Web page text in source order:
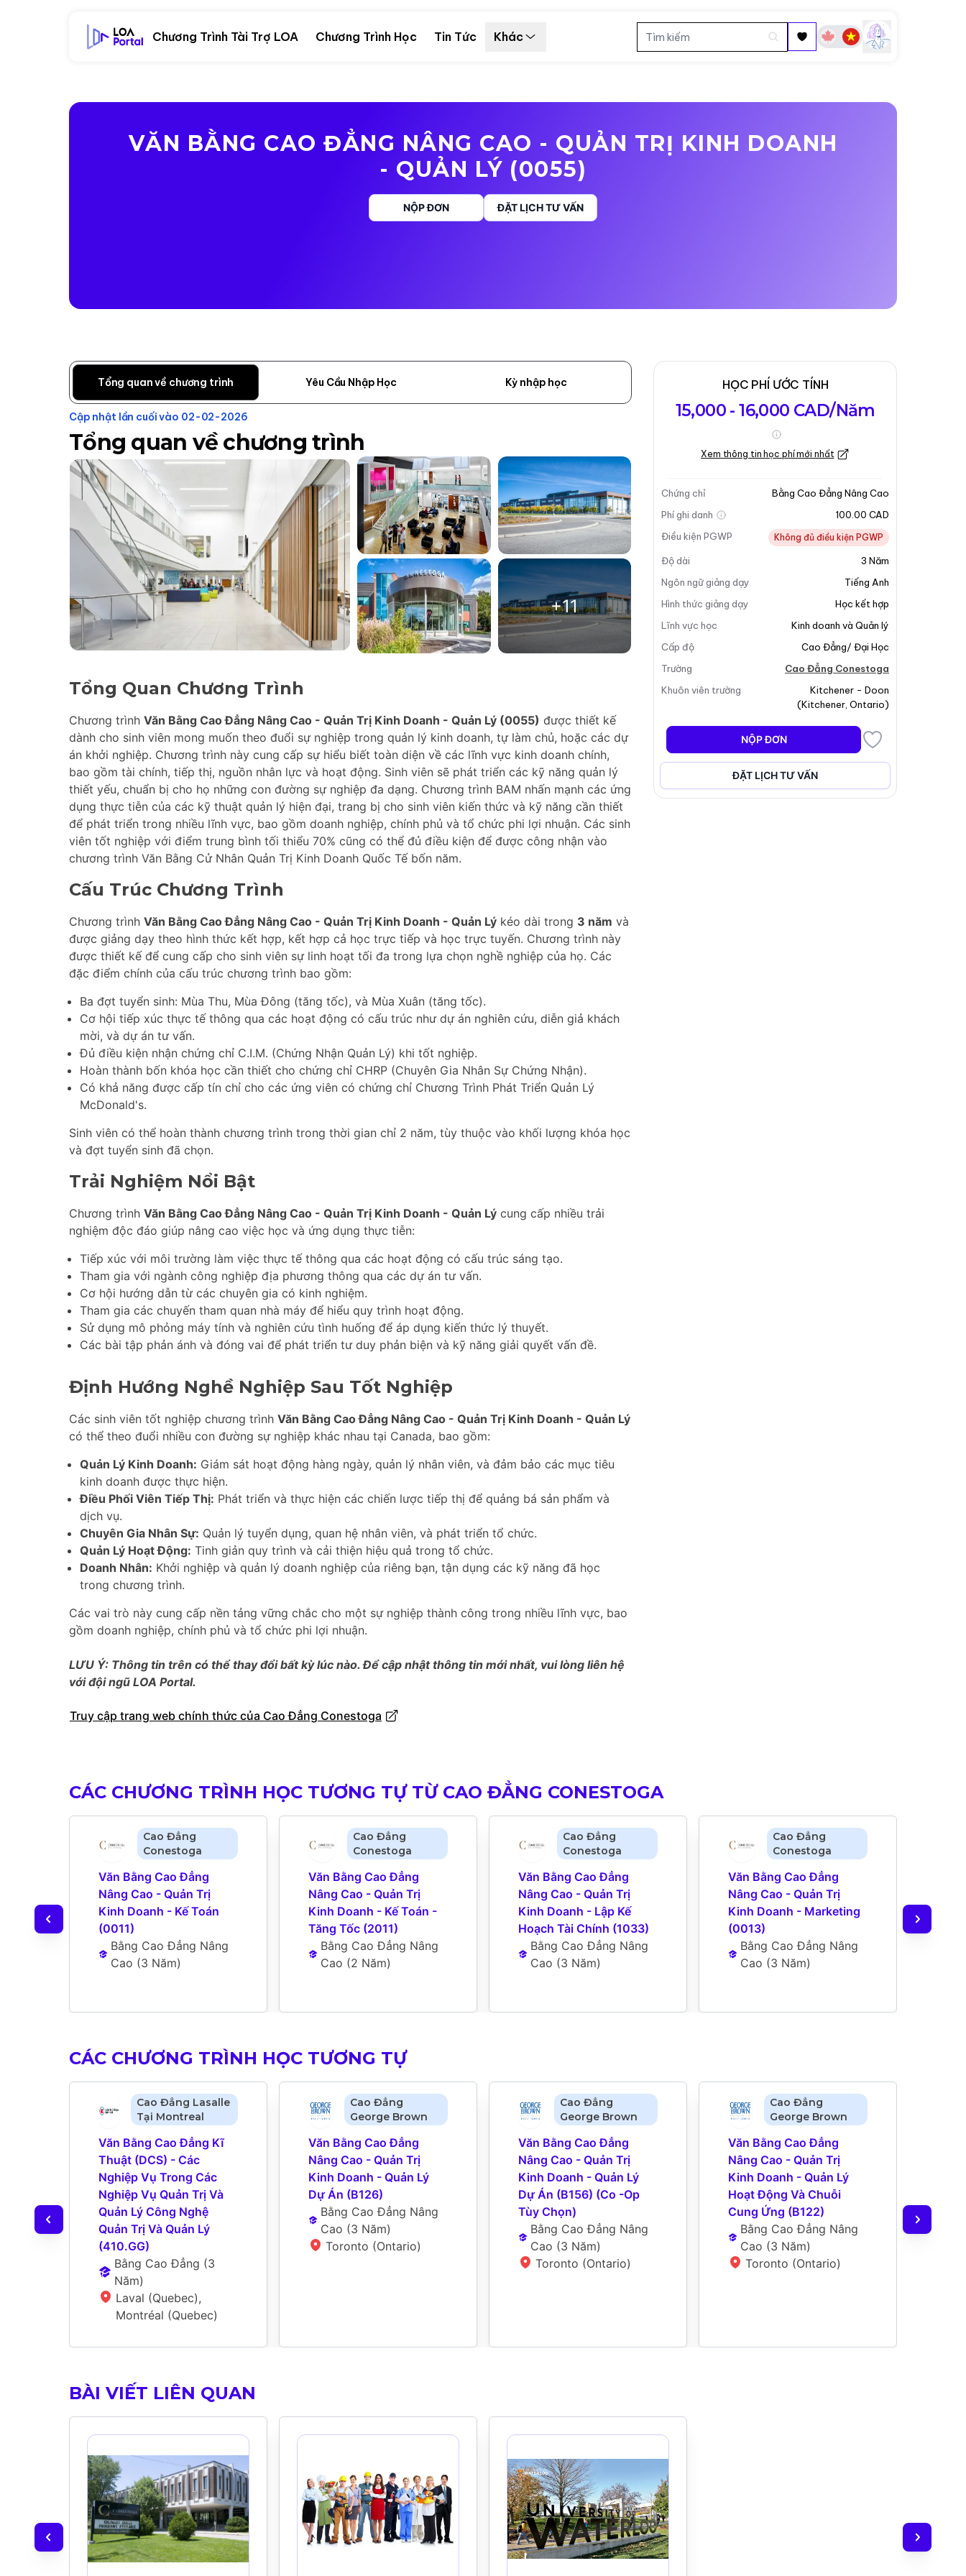
Chương Trình Tài Trợ LOA Chương Trình Học Tin Tức Khác
VĂN BẰNG CAO ĐẲNG NÂNG CAO - QUẢN TRỊ KINH DOANH
- QUẢN LÝ (0055)
NỘP ĐƠN ĐẶT LỊCH TƯ VẤN
Tổng quan về chương trình Yêu Cầu Nhập Học Kỳ nhập học
Cập nhật lần cuối vào 02-02-2026
Tổng quan về chương trình
+11
Tổng Quan Chương Trình
Chương trình Văn Bằng Cao Đẳng Nâng Cao - Quản Trị Kinh Doanh - Quản Lý (0055) được thiết kế
dành cho sinh viên mong muốn theo đuổi sự nghiệp trong quản lý kinh doanh, tự làm chủ, hoặc các dự
án khởi nghiệp. Chương trình này cung cấp sự hiểu biết toàn diện về các lĩnh vực kinh doanh chính,
bao gồm tài chính, tiếp thị, nguồn nhân lực và hoạt động. Sinh viên sẽ phát triển các kỹ năng quản lý
thiết yếu, chuẩn bị cho họ những con đường sự nghiệp đa dạng. Chương trình BAM nhấn mạnh các ứng
dụng thực tiễn của các kỹ thuật quản lý hiện đại, trang bị cho sinh viên kiến thức và kỹ năng cần thiết
để phát triển trong nhiều lĩnh vực, bao gồm doanh nghiệp, chính phủ và tổ chức phi lợi nhuận. Các sinh
viên tốt nghiệp với điểm trung bình tối thiểu 70% cũng có thể đủ điều kiện để được công nhận vào
chương trình Văn Bằng Cử Nhân Quản Trị Kinh Doanh Quốc Tế bốn năm.
Cấu Trúc Chương Trình
Chương trình Văn Bằng Cao Đẳng Nâng Cao - Quản Trị Kinh Doanh - Quản Lý kéo dài trong 3 năm và
được giảng dạy theo hình thức kết hợp, kết hợp cả học trực tiếp và học trực tuyến. Chương trình này
được thiết kế để cung cấp cho sinh viên sự linh hoạt tối đa trong lựa chọn nghề nghiệp của họ. Các
đặc điểm chính của cấu trúc chương trình bao gồm:
Ba đợt tuyển sinh: Mùa Thu, Mùa Đông (tăng tốc), và Mùa Xuân (tăng tốc).
Cơ hội tiếp xúc thực tế thông qua các hoạt động có cấu trúc như dự án nghiên cứu, diễn giả khách
mời, và dự án tư vấn.
Đủ điều kiện nhận chứng chỉ C.I.M. (Chứng Nhận Quản Lý) khi tốt nghiệp.
Hoàn thành bốn khóa học cần thiết cho chứng chỉ CHRP (Chuyên Gia Nhân Sự Chứng Nhận).
Có khả năng được cấp tín chỉ cho các ứng viên có chứng chỉ Chương Trình Phát Triển Quản Lý
McDonald's.
Sinh viên có thể hoàn thành chương trình trong thời gian chỉ 2 năm, tùy thuộc vào khối lượng khóa học
và đợt tuyển sinh đã chọn.
Trải Nghiệm Nổi Bật
Chương trình Văn Bằng Cao Đẳng Nâng Cao - Quản Trị Kinh Doanh - Quản Lý cung cấp nhiều trải
nghiệm độc đáo giúp nâng cao việc học và ứng dụng thực tiễn:
Tiếp xúc với môi trường làm việc thực tế thông qua các hoạt động có cấu trúc sáng tạo.
Tham gia với ngành công nghiệp địa phương thông qua các dự án tư vấn.
Cơ hội hướng dẫn từ các chuyên gia có kinh nghiệm.
Tham gia các chuyến tham quan nhà máy để hiểu quy trình hoạt động.
Sử dụng mô phỏng máy tính và nghiên cứu tình huống để áp dụng kiến thức lý thuyết.
Các bài tập phản ánh và đóng vai để phát triển tư duy phản biện và kỹ năng giải quyết vấn đề.
Định Hướng Nghề Nghiệp Sau Tốt Nghiệp
Các sinh viên tốt nghiệp chương trình Văn Bằng Cao Đẳng Nâng Cao - Quản Trị Kinh Doanh - Quản Lý
có thể theo đuổi nhiều con đường sự nghiệp khác nhau tại Canada, bao gồm:
Quản Lý Kinh Doanh: Giám sát hoạt động hàng ngày, quản lý nhân viên, và đảm bảo các mục tiêu
kinh doanh được thực hiện.
Điều Phối Viên Tiếp Thị: Phát triển và thực hiện các chiến lược tiếp thị để quảng bá sản phẩm và
dịch vụ.
Chuyên Gia Nhân Sự: Quản lý tuyển dụng, quan hệ nhân viên, và phát triển tổ chức.
Quản Lý Hoạt Động: Tinh giản quy trình và cải thiện hiệu quả trong tổ chức.
Doanh Nhân: Khởi nghiệp và quản lý doanh nghiệp của riêng bạn, tận dụng các kỹ năng đã học
trong chương trình.
Các vai trò này cung cấp nền tảng vững chắc cho một sự nghiệp thành công trong nhiều lĩnh vực, bao
gồm doanh nghiệp, chính phủ và tổ chức phi lợi nhuận.
LƯU Ý: Thông tin trên có thể thay đổi bất kỳ lúc nào. Để cập nhật thông tin mới nhất, vui lòng liên hệ
với đội ngũ LOA Portal.
Truy cập trang web chính thức của Cao Đẳng Conestoga
HỌC PHÍ ƯỚC TÍNH
15,000 - 16,000 CAD/Năm
Xem thông tin học phí mới nhất
Chứng chỉ
Bằng Cao Đẳng Nâng Cao
Phí ghi danh
100.00 CAD
Điều kiện PGWP
Không đủ điều kiện PGWP
Độ dài 3 Năm
Ngôn ngữ giảng dạy
Tiếng Anh
Hình thức giảng dạy
Học kết hợp
Lĩnh vực học
Kinh doanh và Quản lý
Cấp độ
Cao Đẳng/ Đại Học
Trường
Cao Đẳng Conestoga
Khuôn viên trường
Kitchener - Doon
(Kitchener Ontario)
NỘP ĐƠN
ĐẶT LỊCH TƯ VẤN
CÁC CHƯƠNG TRÌNH HỌC TƯƠNG TỰ TỪ CAO ĐẲNG CONESTOGA
Cao Đẳng
Conestoga
Văn Bằng Cao Đẳng
Nâng Cao - Quản Trị
Kinh Doanh - Kế Toán
(0011)
Bằng Cao Đẳng Nâng
Cao (3 Năm)
Cao Đẳng
Conestoga
Văn Bằng Cao Đẳng
Nâng Cao - Quản Trị
Kinh Doanh - Kế Toán -
Tăng Tốc (2011)
Bằng Cao Đẳng Nâng
Cao (2 Năm)
Cao Đẳng
Conestoga
Văn Bằng Cao Đẳng
Nâng Cao - Quản Trị
Kinh Doanh - Lập Kế
Hoạch Tài Chính (1033)
Bằng Cao Đẳng Nâng
Cao (3 Năm)
Cao Đẳng
Conestoga
Văn Bằng Cao Đẳng
Nâng Cao - Quản Trị
Kinh Doanh - Marketing
(0013)
Bằng Cao Đẳng Nâng
Cao (3 Năm)
CÁC CHƯƠNG TRÌNH HỌC TƯƠNG TỰ
Cao Đẳng Lasalle
Tại Montreal
Văn Bằng Cao Đẳng Kĩ
Thuật (DCS) - Các
Nghiệp Vụ Trong Các
Nghiệp Vụ Quản Trị Và
Quản Lý Công Nghệ
Quản Trị Và Quản Lý
(410.GG)
Bằng Cao Đẳng (3
Năm)
Laval (Quebec),
Montréal (Quebec)
Cao Đẳng
George Brown
Văn Bằng Cao Đẳng
Nâng Cao - Quản Trị
Kinh Doanh - Quản Lý
Dự Án (B126)
Bằng Cao Đẳng Nâng
Cao (3 Năm)
Toronto (Ontario)
Cao Đẳng
George Brown
Văn Bằng Cao Đẳng
Nâng Cao - Quản Trị
Kinh Doanh - Quản Lý
Dự Án (B156) (Co -Op
Tùy Chọn)
Bằng Cao Đẳng Nâng
Cao (3 Năm)
Toronto (Ontario)
Cao Đẳng
George Brown
Văn Bằng Cao Đẳng
Nâng Cao - Quản Trị
Kinh Doanh - Quản Lý
Hoạt Động Và Chuỗi
Cung Ứng (B122)
Bằng Cao Đẳng Nâng
Cao (3 Năm)
Toronto (Ontario)
BÀI VIẾT LIÊN QUAN